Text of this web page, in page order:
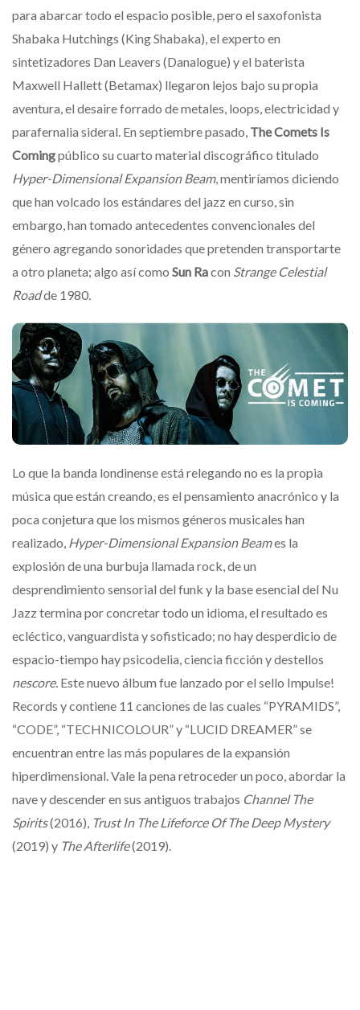
para abarcar todo el espacio posible, pero el saxofonista
Shabaka Hutchings (King Shabaka), el experto en
sintetizadores Dan Leavers (Danalogue) y el baterista
Maxwell Hallett (Betamax) llegaron lejos bajo su propia
aventura, el desaire forrado de metales, loops, electricidad y
parafernalia sideral. En septiembre pasado, The Comets Is
Comingpúblico su cuarto material discográfico titulado
Hyper-Dimensional Expansion Beam, mentiríamos diciendo
que han volcado los estándares del jazz en curso, sin
embargo, han tomado antecedentes convencionales del
género agregando sonoridades que pretenden transportarte
a otro planeta; algo así como Sun Racon Strange Celestial
Roadde 1980
Lo que la banda londinense está relegando no es la propia
música que están creando, es el pensamiento anacrónico y la
poca conjetura que los mismos géneros musicales han
realizado, Hyper-Dimensional Expansion Beames la
explosión de una burbuja llamada rock, de un
desprendimiento sensorial del funk y la base esencial del Nu
Jazz termina por concretar todo un idioma, el resultado es
ecléctico, vanguardista y sofisticado; no hay desperdicio de
espacio-tiempo hay psicodelia, ciencia ficción y destellos
nescore. Este nuevo álbum fue lanzado por el sello Impulse!
Records y contiene 11 canciones de las cuales “PYRAMIDS”,
“CODE”, “TECHNICOLOUR” y “LUCID DREAMER” se
encuentran entre las más populares de la expansión
hiperdimensional. Vale la pena retroceder un poco, abordar la
nave y descender en sus antiguos trabajos Channel The
Spirits(2016), Trust In The Lifeforce Of The Deep Mystery
(2019) y The Afterlife(2019).